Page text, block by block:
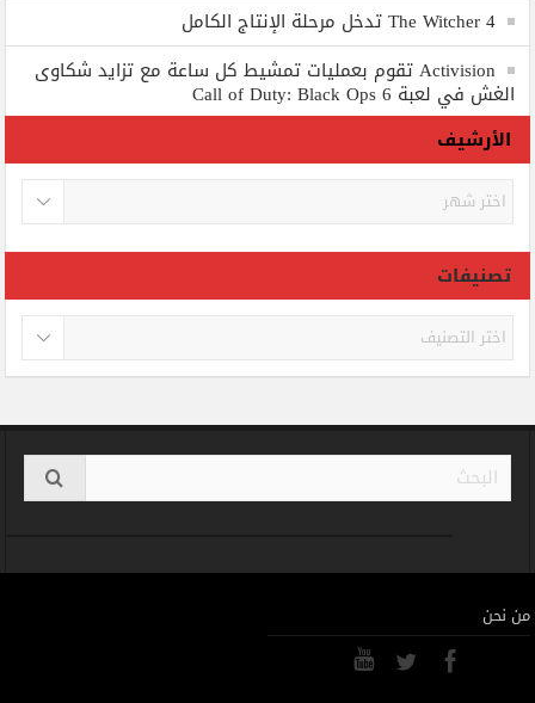
The Witcher 4 تدخل مرحلة الإنتاج الكامل
Activision تقوم بعمليات تمشيط كل ساعة مع تزايد شكاوى
الغش في لعبة Call of Duty: Black Ops 6
الأرشيف
الأرشيف
تصنيفات
تصنيفات
من نحن